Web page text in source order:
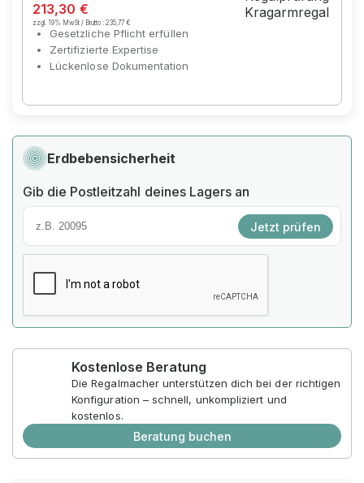
213,30 €
zzgl. 19% MwSt / Brutto :235,77 €
Gesetzliche Pflicht erfüllen
Zertifizierte Expertise
Lückenlose Dokumentation
Erdbebensicherheit
Gib die Postleitzahl deines Lagers an
Jetzt prüfen
Kostenlose Beratung
Die Regalmacher unterstützen dich bei der richtigen
Konfiguration – schnell, unkompliziert und
kostenlos.
Beratung buchen